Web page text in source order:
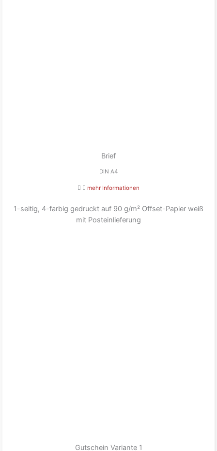
Brief
DIN A4
mehr Informationen
1-seitig, 4-farbig gedruckt auf 90 g/m² Offset-Papier weiß
mit Posteinlieferung
Gutschein Variante 1